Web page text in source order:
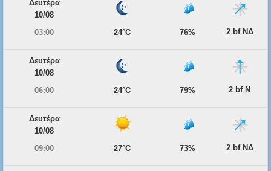
Δευτέρα
10/08
03:00
24°C 76% 2 bf ΝΔ
Δευτέρα
10/08
06:00
24°C 79% 2 bf Ν
Δευτέρα
10/08
09:00
27°C 73% 2 bf ΝΔ